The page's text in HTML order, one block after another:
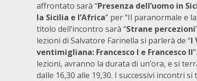
affrontato sarà “Presenza dell’uomo in
la Sicilia e l’Africa” per “Il paranormale e
titolo dell’incontro sarà “Strane percezioni
lezioni di Salvatore Farinella si parlerà de “I
ventimigliana: Francesco I e Francesco II
lezioni, avranno la durata di un’ora, e si
dalle 16,30 alle 19,30. I successivi incontri